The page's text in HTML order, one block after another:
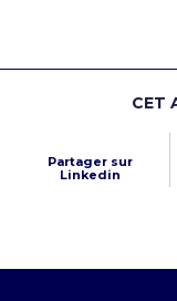
CET
Partager sur
Linkedin